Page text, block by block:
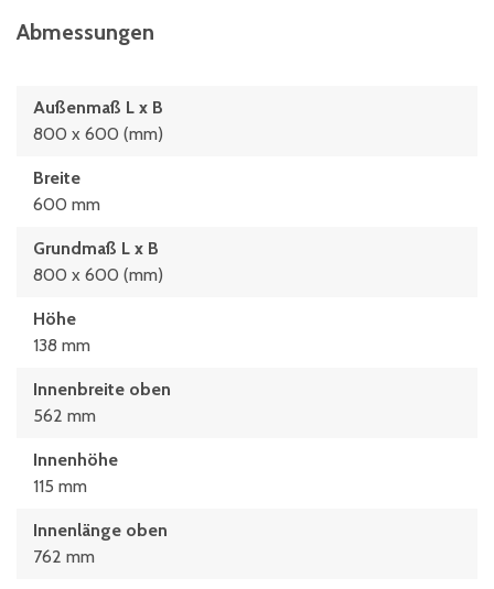
Abmessungen
Außenmaß L x B
800 x 600 (mm)
Breite
600 mm
Grundmaß L x B
800 x 600 (mm)
Höhe
138 mm
Innenbreite oben
562 mm
Innenhöhe
115 mm
Innenlänge oben
762 mm